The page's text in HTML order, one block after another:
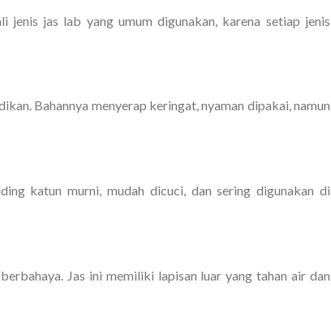
jenis jas lab yang umum digunakan, karena setiap jenis
Bahannya menyerap keringat, nyaman dipakai, namun
katun murni, mudah dicuci, dan sering digunakan di
Jas ini memiliki lapisan luar yang tahan air dan